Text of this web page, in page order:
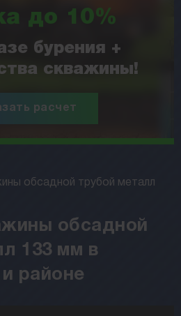
до 10%
бурения +
скважины!
расчет
обсадной трубой металл
обсадной
133 мм в
районе